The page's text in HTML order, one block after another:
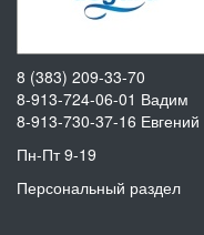
8 (383) 209-33-70
8-913-724-06-01 Вадим
8-913-730-37-16 Евгений
Пн-Пт 9-19
Персональный раздел